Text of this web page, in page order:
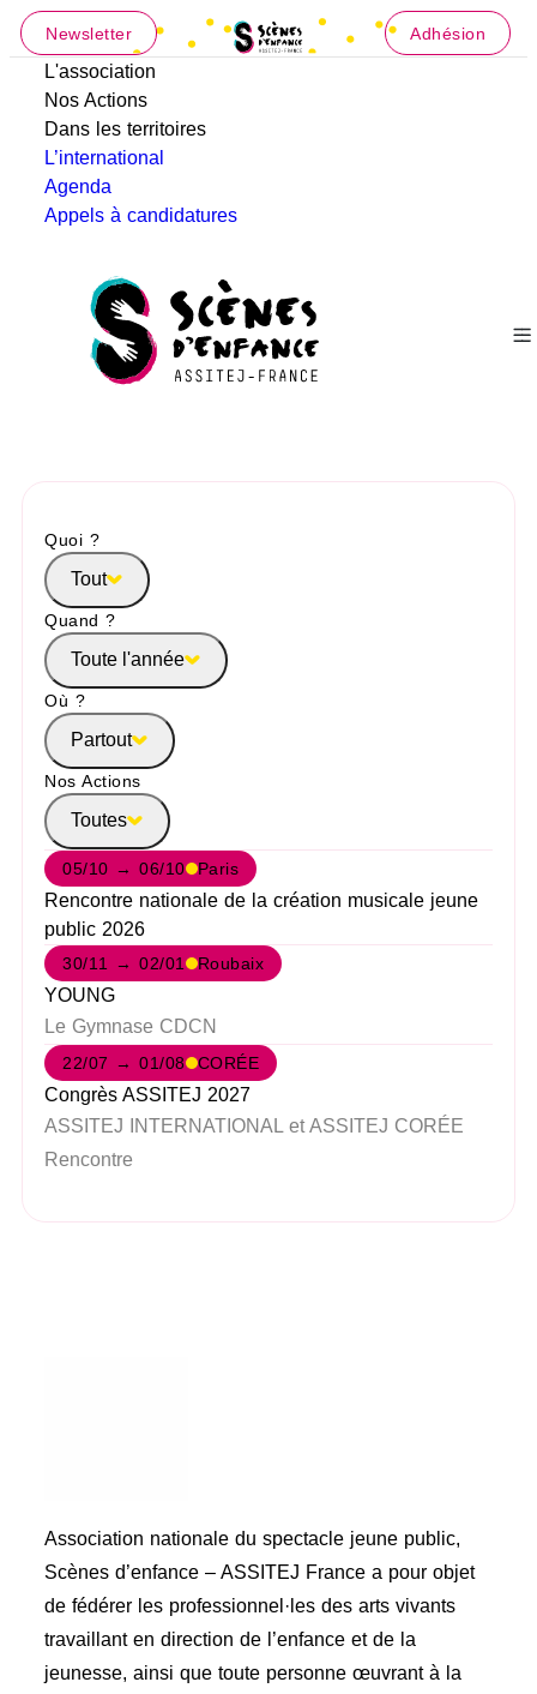
Newsletter Adhésion
L'association
Nos Actions
Dans les territoires
L’international
Agenda
Appels à candidatures
Quoi ?
Tout
Quand ?
Toute l'année
Où ?
Partout
Nos Actions
Toutes
05/10 → 06/10 Paris
Rencontre nationale de la création musicale jeune
public 2026
30/11 → 02/01 Roubaix
YOUNG
Le Gymnase CDCN
22/07 → 01/08 CORÉE
Congrès ASSITEJ 2027
ASSITEJ INTERNATIONAL et ASSITEJ CORÉE
Rencontre
Association nationale du spectacle jeune public,
Scènes d’enfance – ASSITEJ France a pour objet
de fédérer les professionnel·les des arts vivants
travaillant en direction de l’enfance et de la
jeunesse, ainsi que toute personne œuvrant à la